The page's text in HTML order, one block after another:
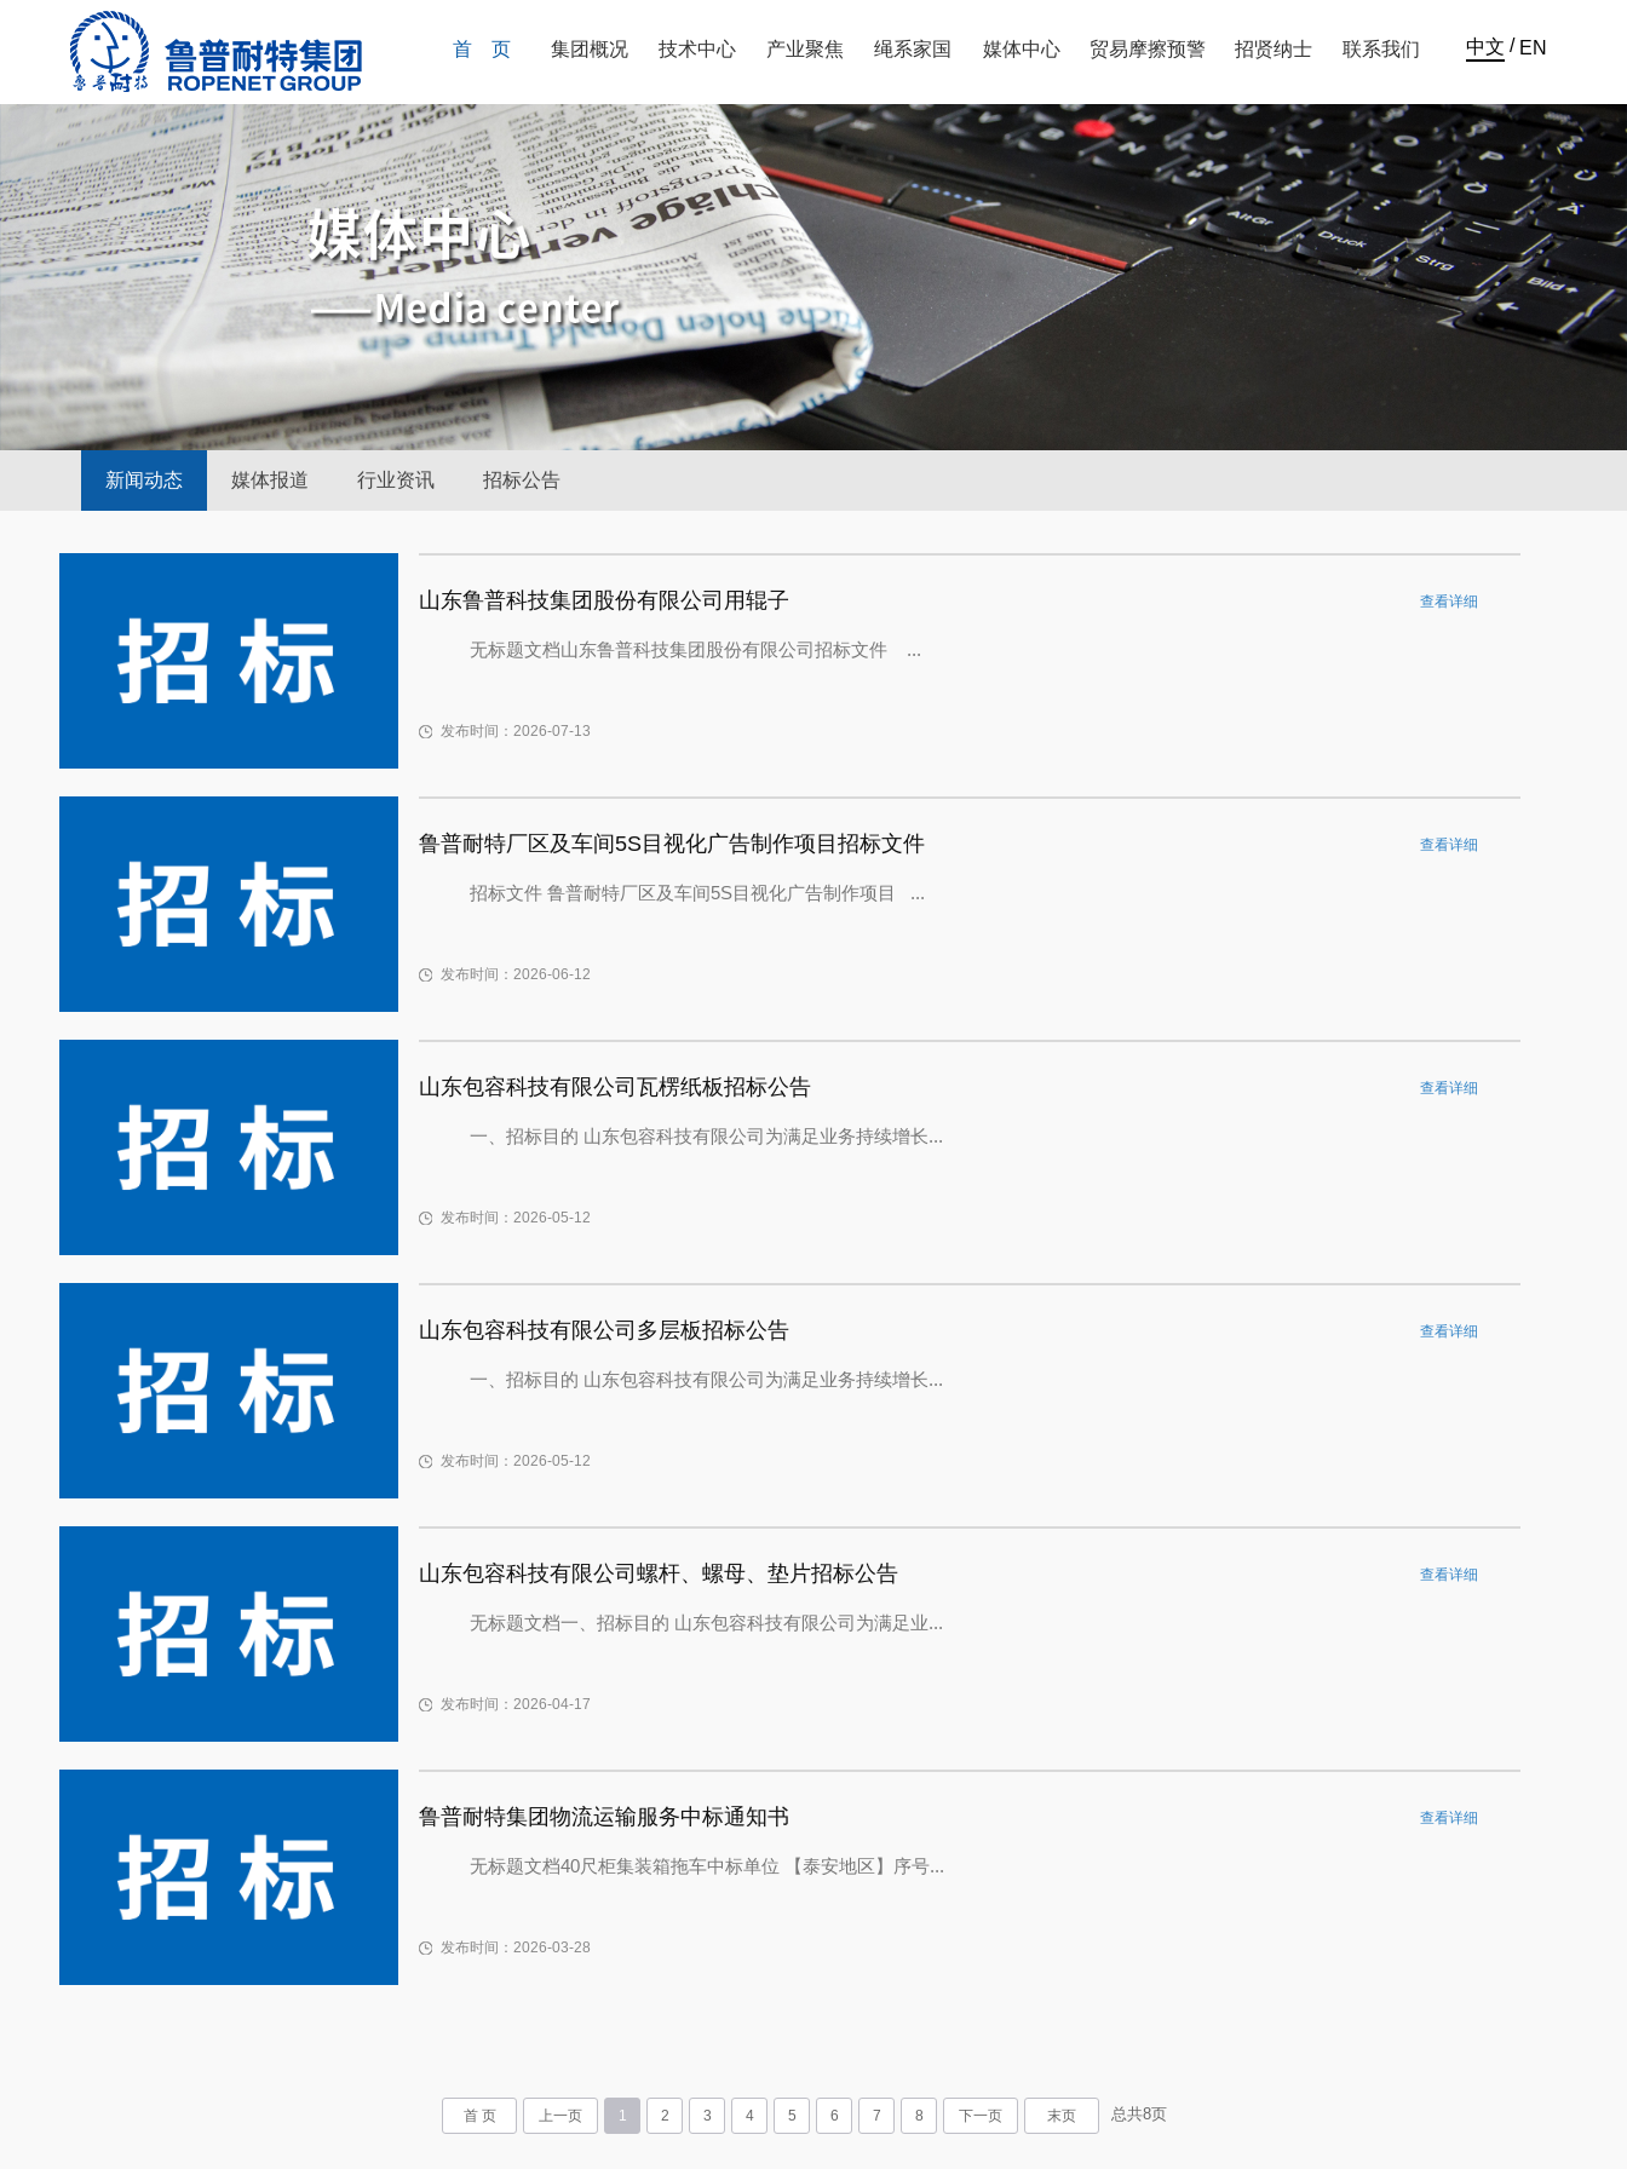
首 页 集团概况 技术中心 产业聚焦 绳系家国 媒体中心 贸易摩擦预警 招贤纳士 联系我们 中文 / EN
新闻动态 媒体报道 行业资讯 招标公告
山东鲁普科技集团股份有限公司用辊子 查看详细
无标题文档山东鲁普科技集团股份有限公司招标文件 ...
发布时间：2026-07-13
鲁普耐特厂区及车间5S目视化广告制作项目招标文件 查看详细
招标文件 鲁普耐特厂区及车间5S目视化广告制作项目 ...
发布时间：2026-06-12
山东包容科技有限公司瓦楞纸板招标公告 查看详细
一、招标目的 山东包容科技有限公司为满足业务持续增长...
发布时间：2026-05-12
山东包容科技有限公司多层板招标公告 查看详细
一、招标目的 山东包容科技有限公司为满足业务持续增长...
发布时间：2026-05-12
山东包容科技有限公司螺杆、螺母、垫片招标公告 查看详细
无标题文档一、招标目的 山东包容科技有限公司为满足业...
发布时间：2026-04-17
鲁普耐特集团物流运输服务中标通知书 查看详细
无标题文档40尺柜集装箱拖车中标单位 【泰安地区】序号...
发布时间：2026-03-28
首 页 上一页 1 2 3 4 5 6 7 8 下一页 末页 总共8页